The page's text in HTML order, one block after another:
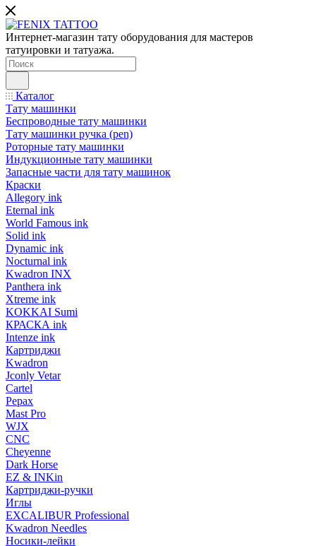
Интернет-магазин тату оборудования для мастеров
татуировки и татуажа.
Каталог
Тату машинки
Беспроводные тату машинки
Тату машинки ручка (pen)
Роторные тату машинки
Индукционные тату машинки
Запасные части для тату машинок
Краски
Allegory ink
Eternal ink
World Famous ink
Solid ink
Dynamic ink
Nocturnal ink
Kwadron INX
Panthera ink
Xtreme ink
KOKKAI Sumi
КРАСКА ink
Intenze ink
Картриджи
Kwadron
Jconly Vetar
Cartel
Pepax
Mast Pro
WJX
CNC
Cheyenne
Dark Horse
EZ & INKin
Картриджи-ручки
Иглы
EXCALIBUR Professional
Kwadron Needles
Носики-лейки